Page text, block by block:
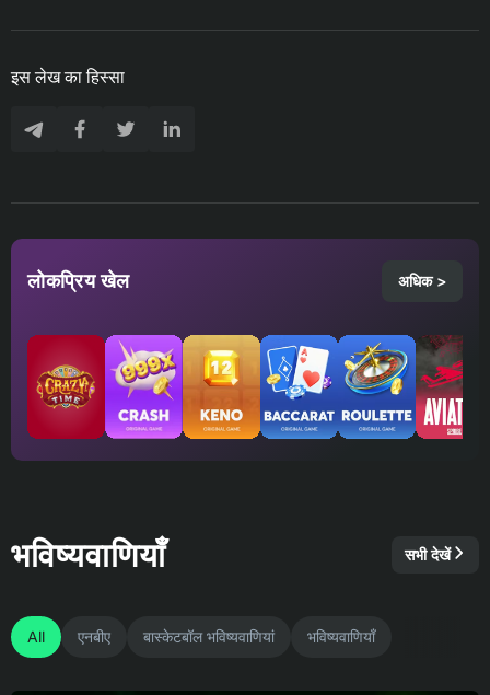
इस लेख का हिस्सा
लोकप्रिय खेल अधिक >
भविष्यवाणियाँ सभी देखें
All एनबीए बास्केटबॉल भविष्यवाणियां भविष्यवाणियाँ